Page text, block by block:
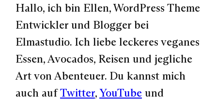
Hallo, ich bin Ellen, WordPress Theme
Entwickler und Blogger bei
Elmastudio. Ich liebe leckeres veganes
Essen, Avocados, Reisen und jegliche
Art von Abenteuer. Du kannst mich
auch aufTwitter,YouTube und